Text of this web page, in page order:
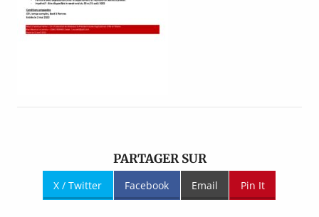
PARTAGER SUR
X / Twitter Facebook Email Pin It